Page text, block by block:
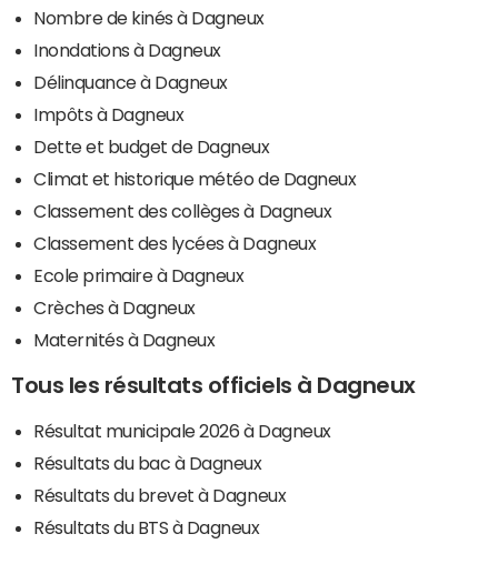
Nombre de kinés à Dagneux
Inondations à Dagneux
Délinquance à Dagneux
Impôts à Dagneux
Dette et budget de Dagneux
Climat et historique météo de Dagneux
Classement des collèges à Dagneux
Classement des lycées à Dagneux
Ecole primaire à Dagneux
Crèches à Dagneux
Maternités à Dagneux
Tous les résultats officiels à Dagneux
Résultat municipale 2026 à Dagneux
Résultats du bac à Dagneux
Résultats du brevet à Dagneux
Résultats du BTS à Dagneux